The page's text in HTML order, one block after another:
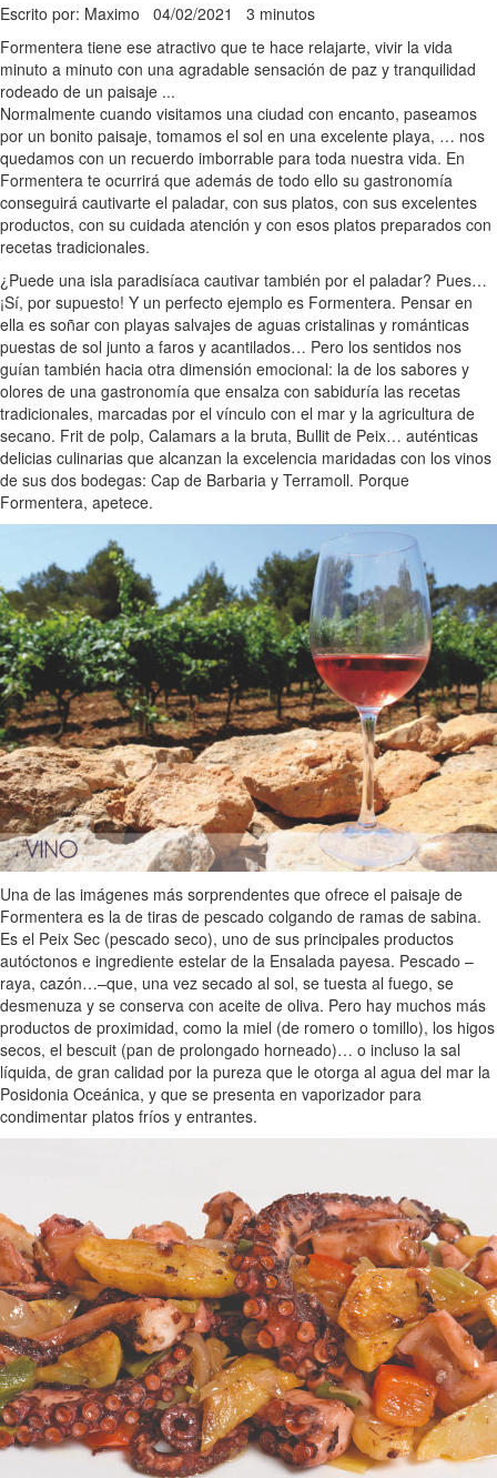
Escrito por: Maximo 04/02/2021 3 minutos
Formentera tiene ese atractivo que te hace relajarte, vivir la vida
minuto a minuto con una agradable sensación de paz y tranquilidad
rodeado de un paisaje ...
Normalmente cuando visitamos una ciudad con encanto, paseamos
por un bonito paisaje, tomamos el sol en una excelente playa, … nos
quedamos con un recuerdo imborrable para toda nuestra vida. En
Formentera te ocurrirá que además de todo ello su gastronomía
conseguirá cautivarte el paladar, con sus platos, con sus excelentes
productos, con su cuidada atención y con esos platos preparados con
recetas tradicionales.
¿Puede una isla paradisíaca cautivar también por el paladar? Pues…
¡Sí, por supuesto! Y un perfecto ejemplo es Formentera. Pensar en
ella es soñar con playas salvajes de aguas cristalinas y románticas
puestas de sol junto a faros y acantilados… Pero los sentidos nos
guían también hacia otra dimensión emocional: la de los sabores y
olores de una gastronomía que ensalza con sabiduría las recetas
tradicionales, marcadas por el vínculo con el mar y la agricultura de
secano. Frit de polp, Calamars a la bruta, Bullit de Peix… auténticas
delicias culinarias que alcanzan la excelencia maridadas con los vinos
de sus dos bodegas: Cap de Barbaria y Terramoll. Porque
Formentera, apetece.
Una de las imágenes más sorprendentes que ofrece el paisaje de
Formentera es la de tiras de pescado colgando de ramas de sabina.
Es el Peix Sec (pescado seco), uno de sus principales productos
autóctonos e ingrediente estelar de la Ensalada payesa. Pescado –
raya, cazón…–que, una vez secado al sol, se tuesta al fuego, se
desmenuza y se conserva con aceite de oliva. Pero hay muchos más
productos de proximidad, como la miel (de romero o tomillo), los higos
secos, el bescuit (pan de prolongado horneado)… o incluso la sal
líquida, de gran calidad por la pureza que le otorga al agua del mar la
Posidonia Oceánica, y que se presenta en vaporizador para
condimentar platos fríos y entrantes.